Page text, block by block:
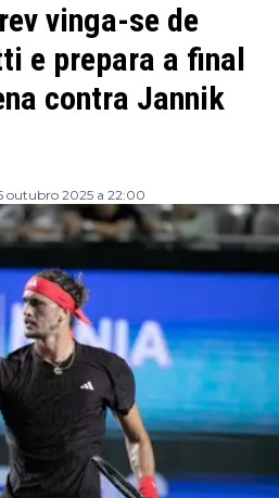
vinga-se de
e prepara a final
contra Jannik
outubro 2025 a 22:00